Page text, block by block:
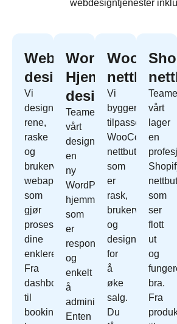
webdesigntjenester
Webapp
design
Vi
designer
rene,
raske
og
brukervennlige
webapper
som
gjør
prosessene
dine
enklere.
Fra
dashbord
til
bookingsystemer
WordPress
Hjemmeside
design
Teamet
vårt
designer
en
ny
WordPress
hjemmeside
som
er
responsivt
og
enkelt
å
administrere.
Enten
nettbutikk
Vi
bygger
tilpassede
WooCommerce
nettbutikk
som
er
rask,
brukervennlig
og
designet
for
å
øke
salg.
Du
Teamet
vårt
lager
en
Shopify
som
ser
flott
ut
og
bra.
Fra